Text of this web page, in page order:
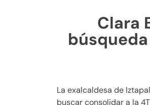
Clara
La exalcaldesa de
buscar consolidar a la